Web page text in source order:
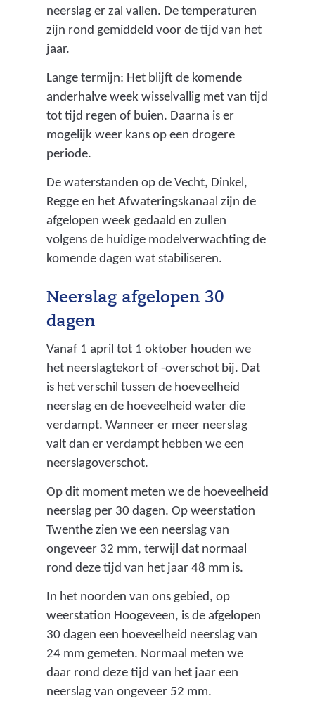
neerslag er zal vallen. De temperaturen
zijn rond gemiddeld voor de tijd van het
jaar.
Lange termijn: Het blijft de komende
anderhalve week wisselvallig met van tijd
tot tijd regen of buien. Daarna is er
mogelijk weer kans op een drogere
periode.
De waterstanden op de Vecht, Dinkel,
Regge en het Afwateringskanaal zijn de
afgelopen week gedaald en zullen
volgens de huidige modelverwachting de
komende dagen wat stabiliseren.
Neerslag afgelopen 30
dagen
Vanaf 1 april tot 1 oktober houden we
het neerslagtekort of -overschot bij. Dat
is het verschil tussen de hoeveelheid
neerslag en de hoeveelheid water die
verdampt. Wanneer er meer neerslag
valt dan er verdampt hebben we een
neerslagoverschot.
Op dit moment meten we de hoeveelheid
neerslag per 30 dagen. Op weerstation
Twenthe zien we een neerslag van
ongeveer 32 mm, terwijl dat normaal
rond deze tijd van het jaar 48 mm is.
In het noorden van ons gebied, op
weerstation Hoogeveen, is de afgelopen
30 dagen een hoeveelheid neerslag van
24 mm gemeten. Normaal meten we
daar rond deze tijd van het jaar een
neerslag van ongeveer 52 mm.